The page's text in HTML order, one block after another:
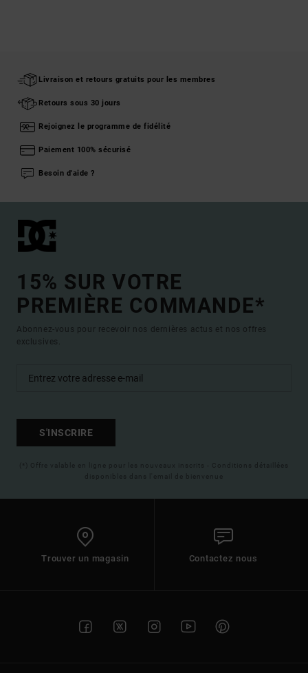
Livraison et retours gratuits pour les membres
Retours sous 30 jours
Rejoignez le programme de fidélité
Paiement 100% sécurisé
Besoin d'aide ?
15% SUR VOTRE
PREMIÈRE COMMANDE*
Abonnez-vous pour recevoir nos dernières actus et nos offres
exclusives.
S'INSCRIRE
(*) Offre valable en ligne pour les nouveaux inscrits - Conditions détaillées
disponibles dans l'email de bienvenue
Trouver un magasin Contactez nous